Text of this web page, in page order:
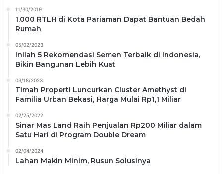
11/30/2019
1.000 RTLH di Kota Pariaman Dapat Bantuan Bedah
Rumah
05/02/2023
Inilah 5 Rekomendasi Semen Terbaik di Indonesia,
Bikin Bangunan Lebih Kuat
03/18/2023
Timah Properti Luncurkan Cluster Amethyst di
Familia Urban Bekasi, Harga Mulai Rp1,1 Miliar
02/25/2022
Sinar Mas Land Raih Penjualan Rp200 Miliar dalam
Satu Hari di Program Double Dream
02/04/2024
Lahan Makin Minim, Rusun Solusinya